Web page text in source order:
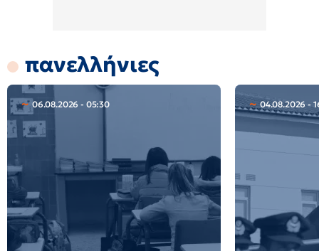
πανελλήνιες
06.08.2026 - 05:30 04.08.2026 -